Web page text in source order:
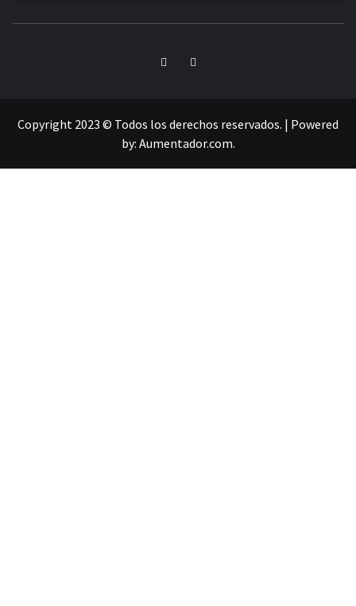
Copyright 2023 © Todos los derechos reservados. | Powered
by: Aumentador.com.